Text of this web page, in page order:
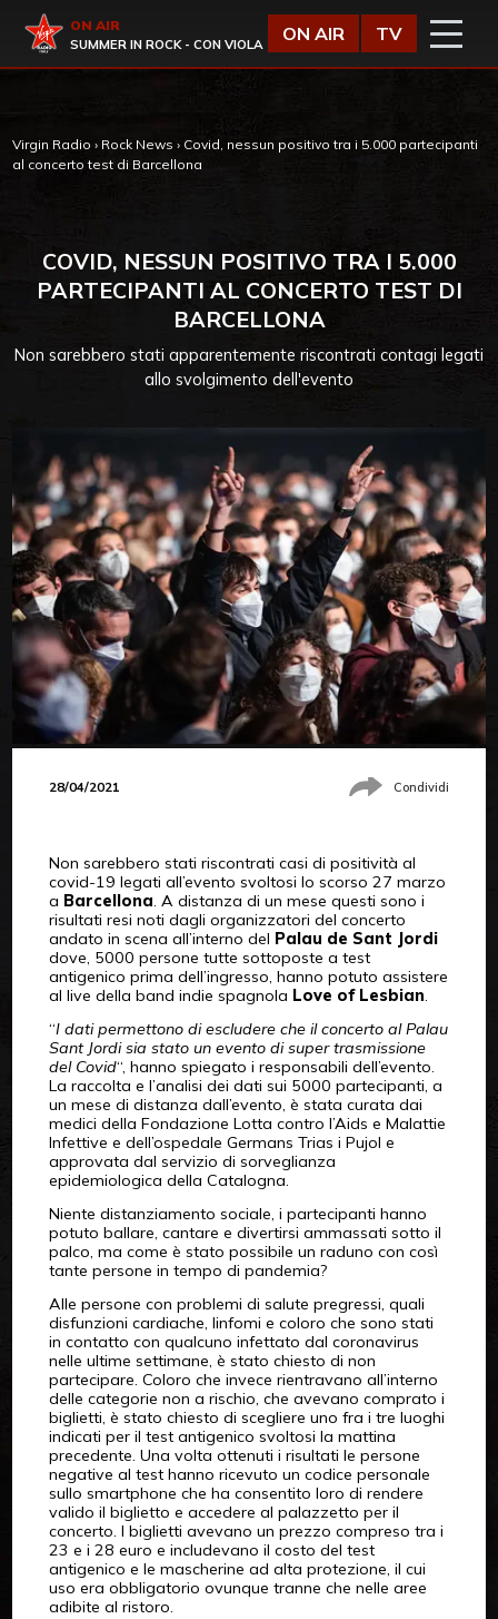
Virgin Radio
ON AIR
SUMMER IN ROCK - CON VIOLA
ON AIR TV
Virgin Radio › Rock News › Covid, nessun positivo tra i 5.000 partecipanti
al concerto test di Barcellona
COVID, NESSUN POSITIVO TRA I 5.000
PARTECIPANTI AL CONCERTO TEST DI
BARCELLONA
Non sarebbero stati apparentemente riscontrati contagi legati
allo svolgimento dell'evento
28/04/2021 Condividi
Non sarebbero stati riscontrati casi di positività al
covid-19 legati all’evento svoltosi lo scorso 27 marzo
a Barcellona. A distanza di un mese questi sono i
risultati resi noti dagli organizzatori del concerto
andato in scena all’interno del Palau de Sant Jordi
dove, 5000 persone tutte sottoposte a test
antigenico prima dell’ingresso, hanno potuto assistere
al live della band indie spagnola Love of Lesbian.
“I dati permettono di escludere che il concerto al Palau
Sant Jordi sia stato un evento di super trasmissione
del Covid“, hanno spiegato i responsabili dell’evento.
La raccolta e l’analisi dei dati sui 5000 partecipanti, a
un mese di distanza dall’evento, è stata curata dai
medici della Fondazione Lotta contro l’Aids e Malattie
Infettive e dell’ospedale Germans Trias i Pujol e
approvata dal servizio di sorveglianza
epidemiologica della Catalogna.
Niente distanziamento sociale, i partecipanti hanno
potuto ballare, cantare e divertirsi ammassati sotto il
palco, ma come è stato possibile un raduno con così
tante persone in tempo di pandemia?
Alle persone con problemi di salute pregressi, quali
disfunzioni cardiache, linfomi e coloro che sono stati
in contatto con qualcuno infettato dal coronavirus
nelle ultime settimane, è stato chiesto di non
partecipare. Coloro che invece rientravano all’interno
delle categorie non a rischio, che avevano comprato i
biglietti, è stato chiesto di scegliere uno fra i tre luoghi
indicati per il test antigenico svoltosi la mattina
precedente. Una volta ottenuti i risultati le persone
negative al test hanno ricevuto un codice personale
sullo smartphone che ha consentito loro di rendere
valido il biglietto e accedere al palazzetto per il
concerto. I biglietti avevano un prezzo compreso tra i
23 e i 28 euro e includevano il costo del test
antigenico e le mascherine ad alta protezione, il cui
uso era obbligatorio ovunque tranne che nelle aree
adibite al ristoro.